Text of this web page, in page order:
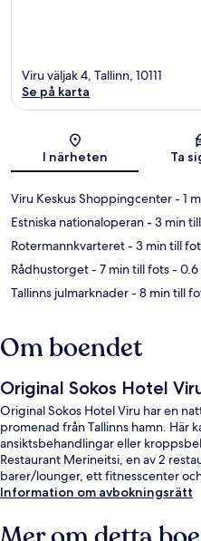
Viru väljak 4, Tallinn, 10111
Se på karta
I närheten Ta
Viru Keskus Shoppingcenter- 1
Estniska nationaloperan- 3 min
Rotermannkvarteret- 3 min till
Rådhustorget- 7 min till fots- 0.6
Tallinns julmarknader- 8 min till
Om boendet
Original Sokos Hotel
Original Sokos Hotel Viru har en
promenad från Tallinns hamn. Här
ansiktsbehandlingar eller
Restaurant Merineitsi, en av 2
barer/lounger, ett fitnesscenter
Information om avbokningsrätt